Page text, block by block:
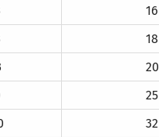
16
18
20
25
32